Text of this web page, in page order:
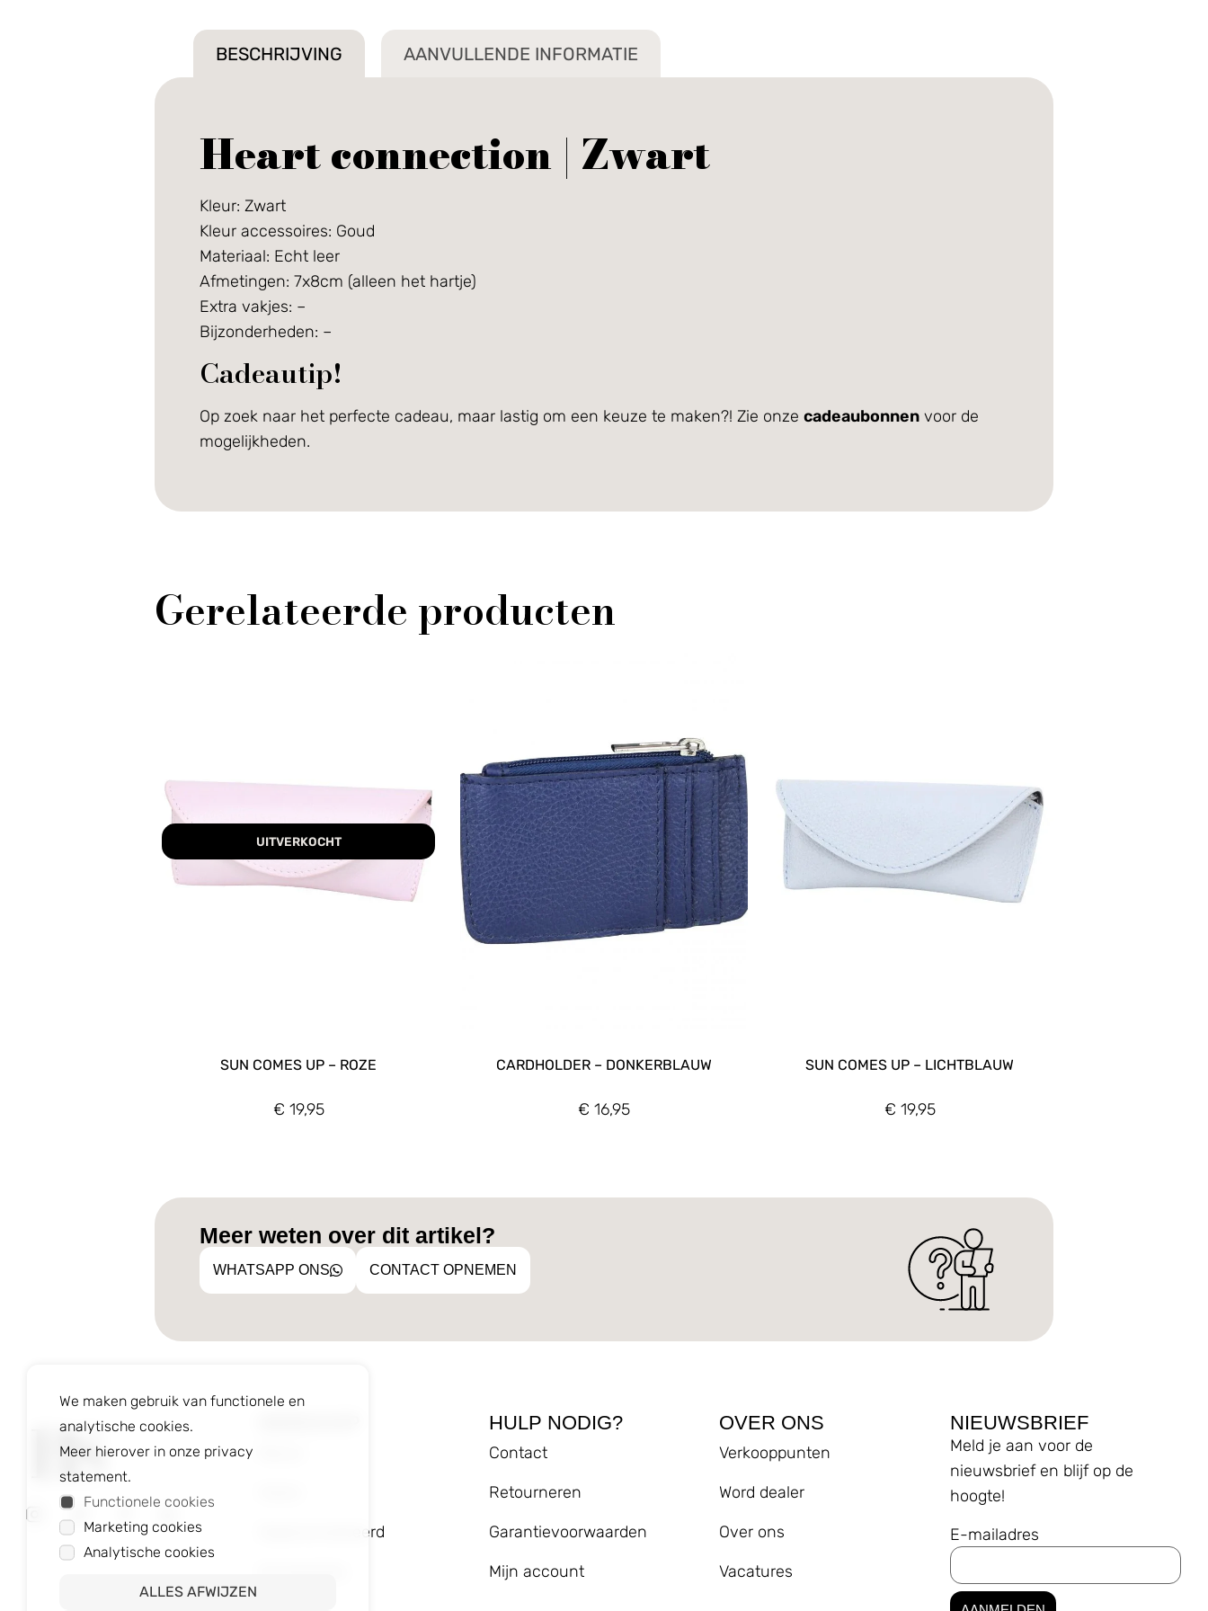
BESCHRIJVING AANVULLENDE INFORMATIE
Heart connection | Zwart
Kleur: Zwart
Kleur accessoires: Goud
Materiaal: Echt leer
Afmetingen: 7x8cm (alleen het hartje)
Extra vakjes: –
Bijzonderheden: –
Cadeautip!
Op zoek naar het perfecte cadeau, maar lastig om een keuze te maken?! Zie onze cadeaubonnen voor de
mogelijkheden.
Gerelateerde producten
UITVERKOCHT
SUN COMES UP – ROZE
€ 19,95
CARDHOLDER – DONKERBLAUW
€ 16,95
SUN COMES UP – LICHTBLAUW
€ 19,95
Meer weten over dit artikel?
WHATSAPP ONS CONTACT OPNEMEN
Gepersonaliseerd
HULP NODIG?
Contact
Retourneren
Garantievoorwaarden
Mijn account
OVER ONS
Verkooppunten
Word dealer
Over ons
Vacatures
NIEUWSBRIEF
Meld je aan voor de
nieuwsbrief en blijf op de
hoogte!
E-mailadres
We maken gebruik van functionele en
analytische cookies.
Meer hierover in onze privacy
statement.
Functionele cookies
Marketing cookies
Analytische cookies
ALLES AFWIJZEN